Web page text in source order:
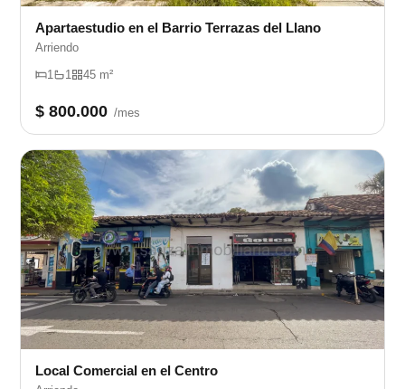
Apartaestudio en el Barrio Terrazas del Llano
Arriendo
1 1 45 m²
$ 800.000 /mes
Local Comercial en el Centro